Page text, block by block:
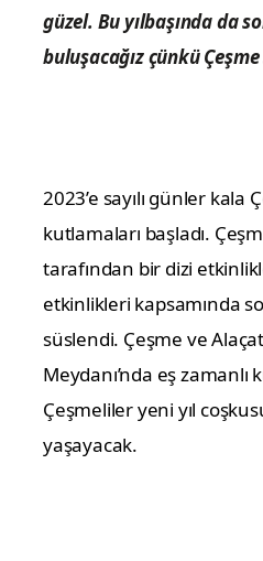
güzel. Bu yılbaşında da
buluşacağız çünkü
2023’e sayılı günler kala
kutlamaları başladı.
tarafından bir dizi
etkinlikleri kapsamında
süslendi. Çeşme ve
Meydanı’nda eş
Çeşmeliler yeni yıl
yaşayacak.